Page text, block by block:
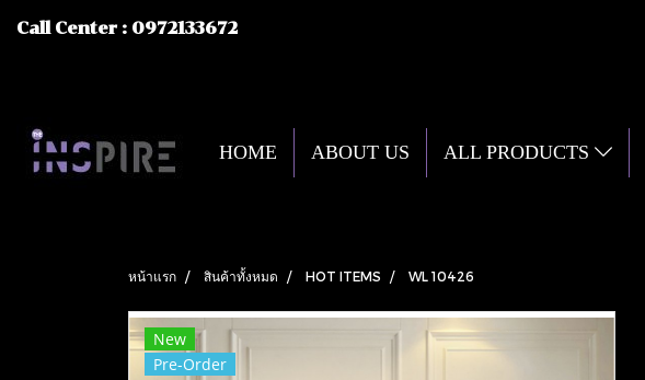
Call Center : 0972133672
HOME ABOUT US ALL PRODUCTS
หน้าแรก สินค้าทั้งหมด HOT ITEMS WL 10426
New
Pre-Order